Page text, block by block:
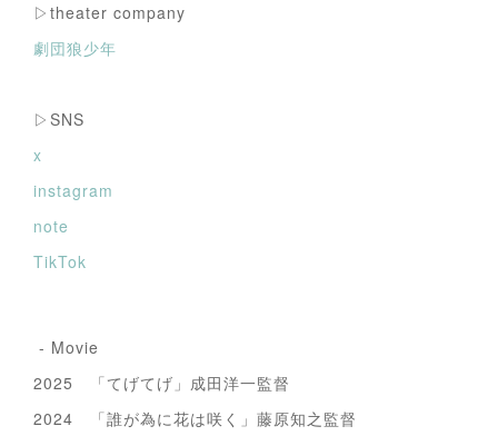
▷theater company
劇団狼少年
▷SNS
x
instagram
note
TikTok
- Movie
2025 「てげてげ」成田洋一監督
2024 「誰が為に花は咲く」藤原知之監督